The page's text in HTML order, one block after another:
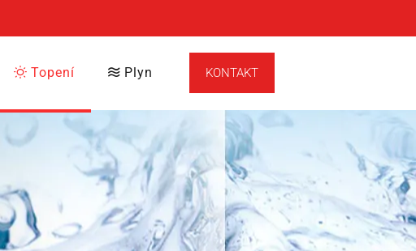
Topení Plyn KONTAKT